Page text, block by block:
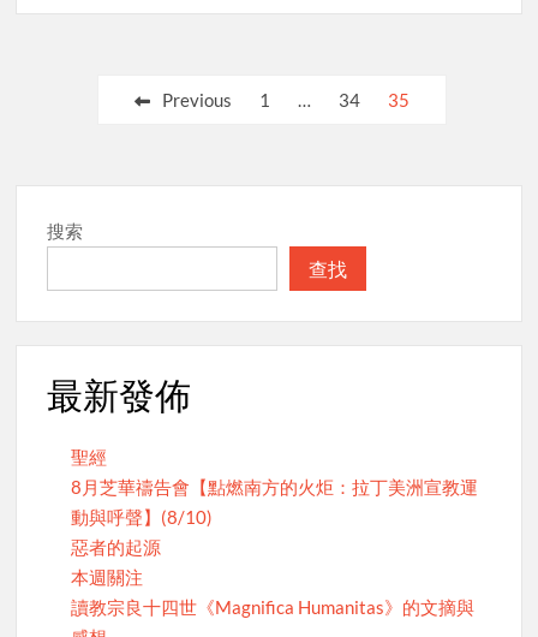
Previous 1 … 34 35
搜索
查找
最新發佈
聖經
8月芝華禱告會【點燃南方的火炬：拉丁美洲宣教運
動與呼聲】(8/10)
惡者的起源
本週關注
讀教宗良十四世《Magnifica Humanitas》的文摘與